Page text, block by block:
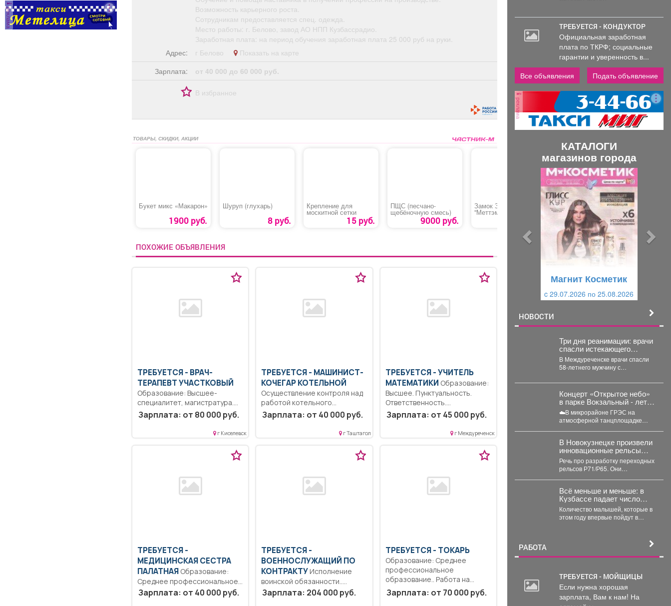
реклама
Возможность карьерного роста.
Сотрудникам предоставляется спец. одежда.
Место работы: г. Белово, завод АО НПП Кузбассрадио.
Заработная плата: на период обучения заработная плата 25 000 руб на руки.
Адрес:
г Белово
Показать на карте
Зарплата:
от 40 000 до 60 000 руб.
В избранное
ТОВАРЫ, СКИДКИ, АКЦИИ
Букет микс «Макарон»
1900 руб.
Шуруп (глухарь)
8 руб.
Крепление для
москитной сетки
15 руб.
ПЩС (песчано-
щебёночную смесь)
9000 руб.
Замок ЗН4 030.0.1
"Меттэм" левый,
Труба хромированная
250 руб.
ПОХОЖИЕ ОБЪЯВЛЕНИЯ
ТРЕБУЕТСЯ - ВРАЧ-
ТЕРАПЕВТ УЧАСТКОВЫЙ
Образование: Высшее-
специалитет, магистратура.
Коммуникабельность.
Ответственность.. Выполнение
должностных обязанностей
согласно должностной...
Зарплата: от 80 000 руб.
г Киселевск
ТРЕБУЕТСЯ - МАШИНИСТ-
КОЧЕГАР КОТЕЛЬНОЙ
Осуществление контроля над
работой котельного
оборудования; Обеспечение
бесперебойной работы...
Зарплата: от 40 000 руб.
г Таштагол
ТРЕБУЕТСЯ - УЧИТЕЛЬ
МАТЕМАТИКИ
Высшее. Пунктуальность.
Ответственность.
Дисциплинированность..
Обучение и воспитание
Зарплата: от 45 000 руб.
г Междуреченск
ТРЕБУЕТСЯ -
МЕДИЦИНСКАЯ СЕСТРА
ПАЛАТНАЯОбразование:
Среднее профессиональное.
Коммуникабельность.
Ответственность.
Зарплата: от 40 000 руб.
ТРЕБУЕТСЯ -
ВОЕННОСЛУЖАЩИЙ ПО
КОНТРАКТУ
воинской обязанности..
Полный рабочий день..
Зарплата: 204 000 руб.
ТРЕБУЕТСЯ - ТОКАРЬ
Образование: Среднее
профессиональное
образование.. Работа на
токарном станке.. Сменная...
Зарплата: от 70 000 руб.
ТРЕБУЕТСЯ - КОНДУКТОР
Официальная заработная
плата по ТКРФ; социальные
гарантии и уверенность в...
Все объявления
Подать объявление
реклама
КАТАЛОГИ
магазинов города
Магнит Косметик
c 29.07.2026 по 25.08.2026
НОВОСТИ
Три дня реанимации: врачи
спасли истекающего
кровью кузбассовца
В Междуреченске врачи спасли
58-летнего мужчину с
Междуреченской городской
больнице...
Концерт «Открытое небо»
в парке Вокзальный - лето
поёт и танцует!
☁️В микрорайоне ГРЭС на
атмосферной танцплощадке
радостью...
В Новокузнецке произвели
инновационные рельсы
для тяжеловесного
движения
Речь про разработку переходных
рельсов Р71/Р65. Они
Всё меньше и меньше: в
Кузбассе падает число
первоклассников
Количество малышей, которые в
этом году впервые пойдут в
РАБОТА
ТРЕБУЕТСЯ - МОЙЩИЦЫ
Если нужна хорошая
зарплата, Вам к нам! На